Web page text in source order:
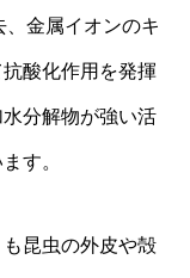
金属イオンのキ
酸化作用を発揮
分解物が強い活
す。
昆虫の外皮や殻